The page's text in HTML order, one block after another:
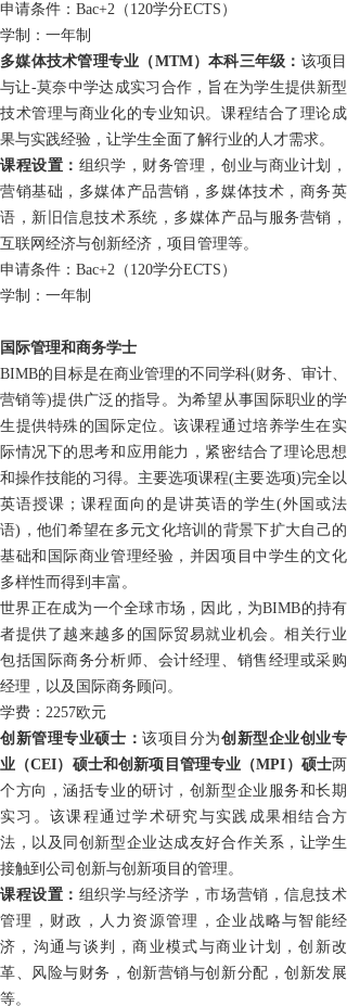
申请条件： Bac+2 （120学分ECTS）
学制：一年制
多媒体技术管理专业 （MTM） 本科三年级： 该项目
与让-莫奈中学达成实习合作，旨在为学生提供新型
技术管理与商业化的专业知识。课程结合了理论成
果与实践经验，让学生全面了解行业的人才需求。
课程设置： 组织学，财务管理，创业与商业计划，
营销基础，多媒体产品营销，多媒体技术，商务英
语，新旧信息技术系统，多媒体产品与服务营销，
互联网经济与创新经济，项目管理等。
申请条件： Bac+2 （120学分ECTS）
学制：一年制
国际管理和商务学士
BIMB的目标是在商业管理的不同学科(财务、审计、
营销等)提供广泛的指导。为希望从事国际职业的学
生提供特殊的国际定位。该课程通过培养学生在实
际情况下的思考和应用能力，紧密结合了理论思想
和操作技能的习得。主要选项课程(主要选项)完全以
英语授课；课程面向的是讲英语的学生(外国或法
语)，他们希望在多元文化培训的背景下扩大自己的
基础和国际商业管理经验，并因项目中学生的文化
多样性而得到丰富。
世界正在成为一个全球市场，因此，为BIMB的持有
者提供了越来越多的国际贸易就业机会。相关行业
包括国际商务分析师、会计经理、销售经理或采购
经理，以及国际商务顾问。
学费：2257欧元
创新管理专业硕士：该项目分为创新型企业创业专
业 （CEI） 硕士和创新项目管理专业 （MPI） 硕士两
个方向，涵括专业的研讨，创新型企业服务和长期
实习。该课程通过学术研究与实践成果相结合方
法，以及同创新型企业达成友好合作关系，让学生
接触到公司创新与创新项目的管理。
课程设置： 组织学与经济学，市场营销，信息技术
管理，财政，人力资源管理，企业战略与智能经
济，沟通与谈判，商业模式与商业计划，创新改
革、风险与财务，创新营销与创新分配，创新发展
等。